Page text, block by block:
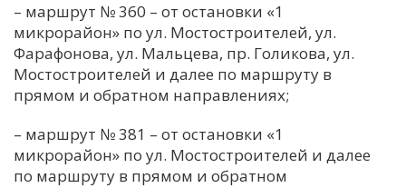
– маршрут № 360 – от остановки «1
микрорайон» по ул. Мостостроителей, ул.
Фарафонова, ул. Мальцева, пр. Голикова, ул.
Мостостроителей и далее по маршруту в
прямом и обратном направлениях;
– маршрут № 381 – от остановки «1
микрорайон» по ул. Мостостроителей и далее
по маршруту в прямом и обратном